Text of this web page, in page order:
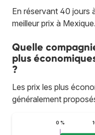
En réservant 40 jours
meilleur prix à Mexique.
Quelle
plus
?
Les prix les plus
généralement
0 %